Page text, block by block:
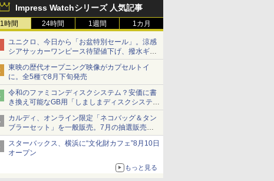
Impress Watchシリーズ 人気記事
1時間 24時間 1週間 1カ月
ユニクロ、今日から「お盆特別セール」。涼感
シアサッカーワンピース待望値下げ、撥水ギア
ショーツは1990円に
東映の歴代オープニング映像がカプセルトイ
に。全5種で8月下旬発売
令和のファミコンディスクシステム？安価に書
き換え可能なGB用「しましまディスクシステ
ム」
カルディ、オンライン限定「ネコバッグ＆タン
ブラーセット」を一般販売。7月の抽選販売の
当選無効分
スターバックス、横浜に“文化財カフェ”8月10日
オープン
もっと見る